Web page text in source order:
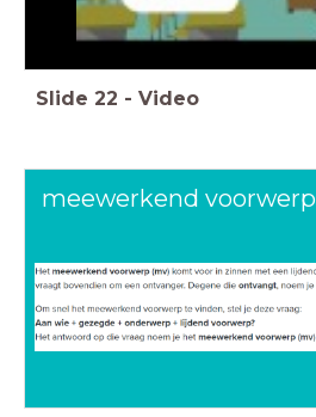
Slide 22 - Video
meewerkend voorwerp